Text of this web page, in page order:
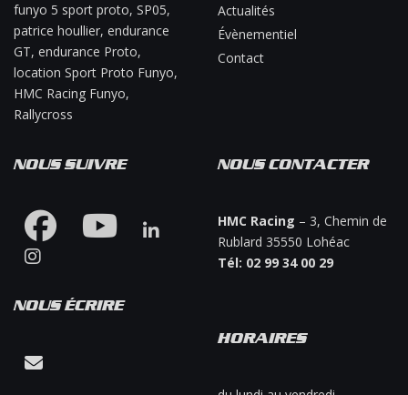
funyo 5 sport proto, SP05,
patrice houllier, endurance
GT, endurance Proto,
location Sport Proto Funyo,
HMC Racing Funyo,
Rallycross
Actualités
Évènementiel
Contact
NOUS SUIVRE
NOUS ÉCRIRE
Contacter-nous !
NOUS CONTACTER
HMC Racing – 3, Chemin de
Rublard 35550 Lohéac
Tél: 02 99 34 00 29
HORAIRES